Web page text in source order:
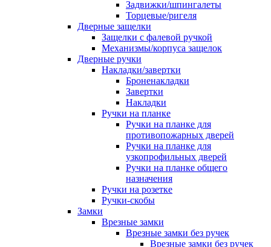
Задвижки/шпингалеты
Торцевые/ригеля
Дверные защелки
Защелки с фалевой ручкой
Механизмы/корпуса защелок
Дверные ручки
Накладки/завертки
Броненакладки
Завертки
Накладки
Ручки на планке
Ручки на планке для
противопожарных дверей
Ручки на планке для
узкопрофильных дверей
Ручки на планке общего
назначения
Ручки на розетке
Ручки-скобы
Замки
Врезные замки
Врезные замки без ручек
Врезные замки без ручек